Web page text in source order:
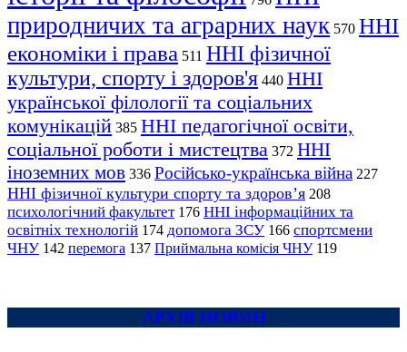
природничих та аграрних наук 570 ННІ
економіки і права 511 ННІ фізичної
культури, спорту і здоров'я 440 ННІ
української філології та соціальних
комунікацій 385 ННІ педагогічної освіти,
соціальної роботи і мистецтва 372 ННІ
іноземних мов 336 Російсько-українська війна 227
ННІ фізичної культури спорту та здоров’я 208
психологічний факультет 176 ННІ інформаційних та
освітніх технологій 174 допомога ЗСУ 166 спортсмени
ЧНУ 142 перемога 137 Приймальна комісія ЧНУ 119
АРХІВ НОВИН